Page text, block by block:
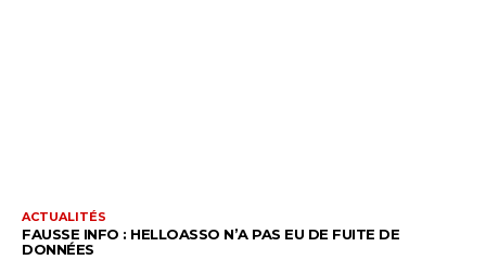
ACTUALITÉS
FAUSSE INFO : HELLOASSO N’A PAS EU DE FUITE DE
DONNÉES